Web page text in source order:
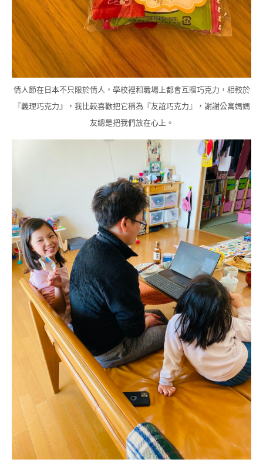
情人節在日本不只限於情人，學校裡和職場上都會互贈巧克力，相較於
『義理巧克力』，我比較喜歡把它稱為『友誼巧克力』，謝謝公寓媽媽
友總是把我們放在心上。